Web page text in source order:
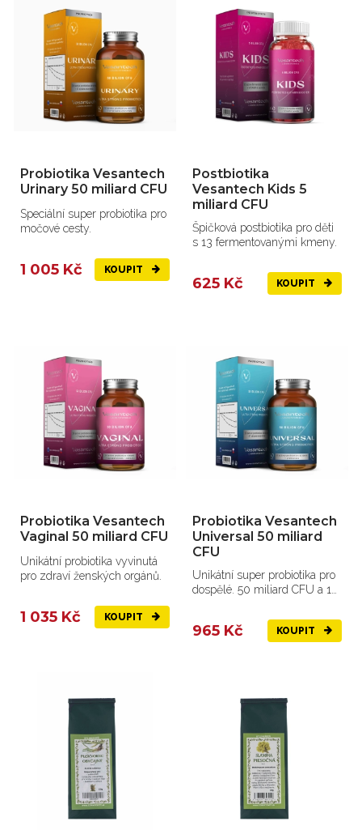
Probiotika Vesantech
Urinary 50 miliard CFU
Speciální super probiotika pro
močové cesty.
1 005 Kč KOUPIT
Postbiotika
Vesantech Kids 5
miliard CFU
Špičková postbiotika pro děti
s 13 fermentovanými kmeny.
625 Kč KOUPIT
Probiotika Vesantech
Vaginal 50 miliard CFU
Unikátní probiotika vyvinutá
pro zdraví ženských orgánů.
1 035 Kč KOUPIT
Probiotika Vesantech
Universal 50 miliard
CFU
Unikátní super probiotika pro
dospělé. 50 miliard CFU a 15
965 Kč KOUPIT